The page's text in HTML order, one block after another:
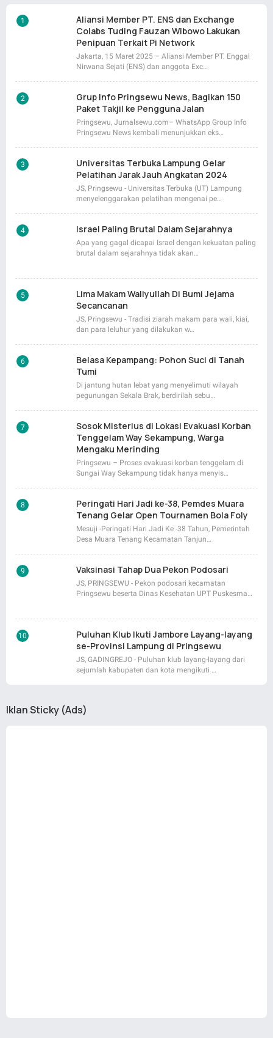
Aliansi Member PT. ENS dan Exchange
Colabs Tuding Fauzan Wibowo Lakukan
Penipuan Terkait Pi Network
Jakarta, 15 Maret 2025 – Aliansi Member PT. Enggal
Nirwana Sejati (ENS) dan anggota Exc…
Grup Info Pringsewu News, Bagikan 150
Paket Takjil ke Pengguna Jalan
Pringsewu, Jurnalsewu.com– WhatsApp Group Info
Pringsewu News kembali menunjukkan eks…
Universitas Terbuka Lampung Gelar
Pelatihan Jarak Jauh Angkatan 2024
JS, Pringsewu - Universitas Terbuka (UT) Lampung
menyelenggarakan pelatihan mengenai pe…
Israel Paling Brutal Dalam Sejarahnya
Apa yang gagal dicapai Israel dengan kekuatan paling
brutal dalam sejarahnya tidak akan…
Lima Makam Waliyullah Di Bumi Jejama
Secancanan
JS, Pringsewu - Tradisi ziarah makam para wali, kiai,
dan para leluhur yang dilakukan w…
Belasa Kepampang: Pohon Suci di Tanah
Tumi
Di jantung hutan lebat yang menyelimuti wilayah
pegunungan Sekala Brak, berdirilah sebu…
Sosok Misterius di Lokasi Evakuasi Korban
Tenggelam Way Sekampung, Warga
Mengaku Merinding
Pringsewu – Proses evakuasi korban tenggelam di
Sungai Way Sekampung tidak hanya menyis…
Peringati Hari Jadi ke-38, Pemdes Muara
Tenang Gelar Open Tournamen Bola Foly
Mesuji -Peringati Hari Jadi Ke -38 Tahun, Pemerintah
Desa Muara Tenang Kecamatan Tanjun…
Vaksinasi Tahap Dua Pekon Podosari
JS, PRINGSEWU - Pekon podosari kecamatan
Pringsewu beserta Dinas Kesehatan UPT Puskesma…
Puluhan Klub Ikuti Jambore Layang-layang
se-Provinsi Lampung di Pringsewu
JS, GADINGREJO - Puluhan klub layang-layang dari
sejumlah kabupaten dan kota mengikuti …
Iklan Sticky (Ads)